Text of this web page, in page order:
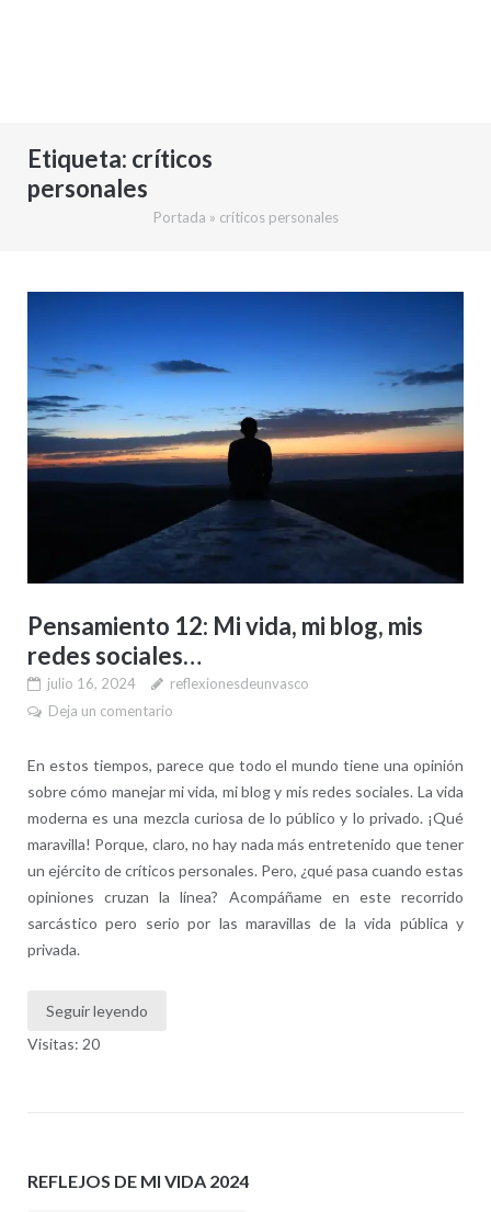
Etiqueta: críticos
personales
Portada » críticos personales
Pensamiento 12: Mi vida, mi blog, mis
redes sociales…
julio 16, 2024
reflexionesdeunvasco
Deja un comentario
En estos tiempos, parece que todo el mundo tiene una opinión
sobre cómo manejar mi vida, mi blog y mis redes sociales. La vida
moderna es una mezcla curiosa de lo público y lo privado. ¡Qué
maravilla! Porque, claro, no hay nada más entretenido que tener
un ejército de críticos personales. Pero, ¿qué pasa cuando estas
opiniones cruzan la línea? Acompáñame en este recorrido
sarcástico pero serio por las maravillas de la vida pública y
privada.
Seguir leyendo
Visitas: 20
REFLEJOS DE MI VIDA 2024